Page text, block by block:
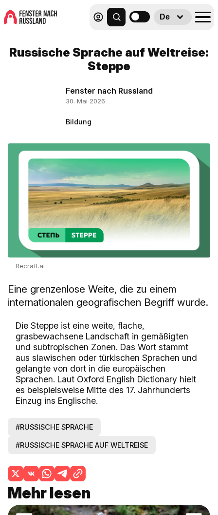
De
Russische Sprache auf Weltreise:
Steppe
Fenster nach Russland
30. Mai 2026
Bildung
Recraft.ai
Eine grenzenlose Weite, die zu einem
internationalen geografischen Begriff wurde.
Die Steppe ist eine weite, flache,
grasbewachsene Landschaft in gemäßigten
und subtropischen Zonen. Das Wort stammt
aus slawischen oder türkischen Sprachen und
gelangte von dort in die europäischen
Sprachen. Laut Oxford English Dictionary hielt
es beispielsweise Mitte des 17. Jahrhunderts
Einzug ins Englische.
#RUSSISCHE SPRACHE
#RUSSISCHE SPRACHE AUF WELTREISE
Mehr lesen